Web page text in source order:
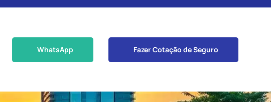
WhatsApp Fazer Cotação de Seguro